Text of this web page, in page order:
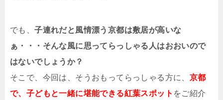
でも、子連れだと風情漂う京都は敷居が高いな
ぁ・・・そんな風に思ってらっしゃる人はおおいので
はないでしょうか？
そこで、今回は、そうおもってらっしゃる方に、 京都
で、子どもと一緒に堪能できる紅葉スポット をご紹介